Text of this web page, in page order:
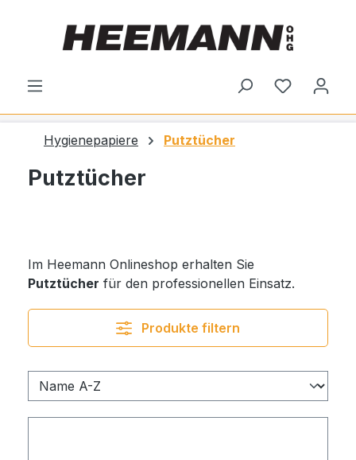
Du hast 0
Hygienepapiere Putztücher
Putztücher
Im Heemann Onlineshop erhalten Sie
Putztücher für den professionellen Einsatz.
Produkte filtern